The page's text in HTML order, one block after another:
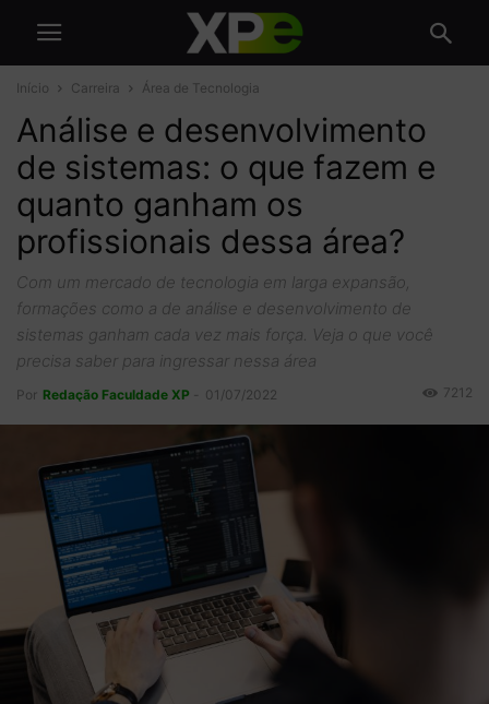
Início Carreira Área de Tecnologia
Análise e desenvolvimento
de sistemas: o que fazem e
quanto ganham os
profissionais dessa área?
Com um mercado de tecnologia em larga expansão,
formações como a de análise e desenvolvimento de
sistemas ganham cada vez mais força. Veja o que você
precisa saber para ingressar nessa área
Por Redação Faculdade XP 01/07/2022 7212